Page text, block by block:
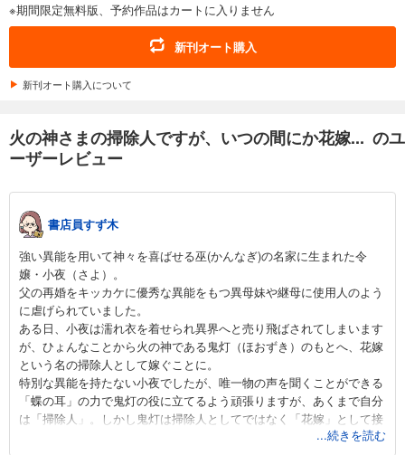
※期間限定無料版、予約作品はカートに入りません
新刊オート購入
新刊オート購入について
火の神さまの掃除人ですが、いつの間にか花嫁... のユ
ーザーレビュー
書店員すず木
強い異能を用いて神々を喜ばせる巫(かんなぎ)の名家に生まれた令
嬢・小夜（さよ）。
父の再婚をキッカケに優秀な異能をもつ異母妹や継母に使用人のよう
に虐げられていました。
ある日、小夜は濡れ衣を着せられ異界へと売り飛ばされてしまいます
が、ひょんなことから火の神である鬼灯（ほおずき）のもとへ、花嫁
という名の掃除人として嫁ぐことに。
特別な異能を持たない小夜でしたが、唯一物の声を聞くことができる
「蝶の耳」の力で鬼灯の役に立てるよう頑張りますが、あくまで自分
は「掃除人」。しかし鬼灯は掃除人としてではなく「花嫁」として接
...続きを読む